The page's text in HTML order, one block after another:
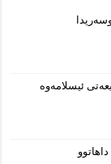
ئیسلامەوە